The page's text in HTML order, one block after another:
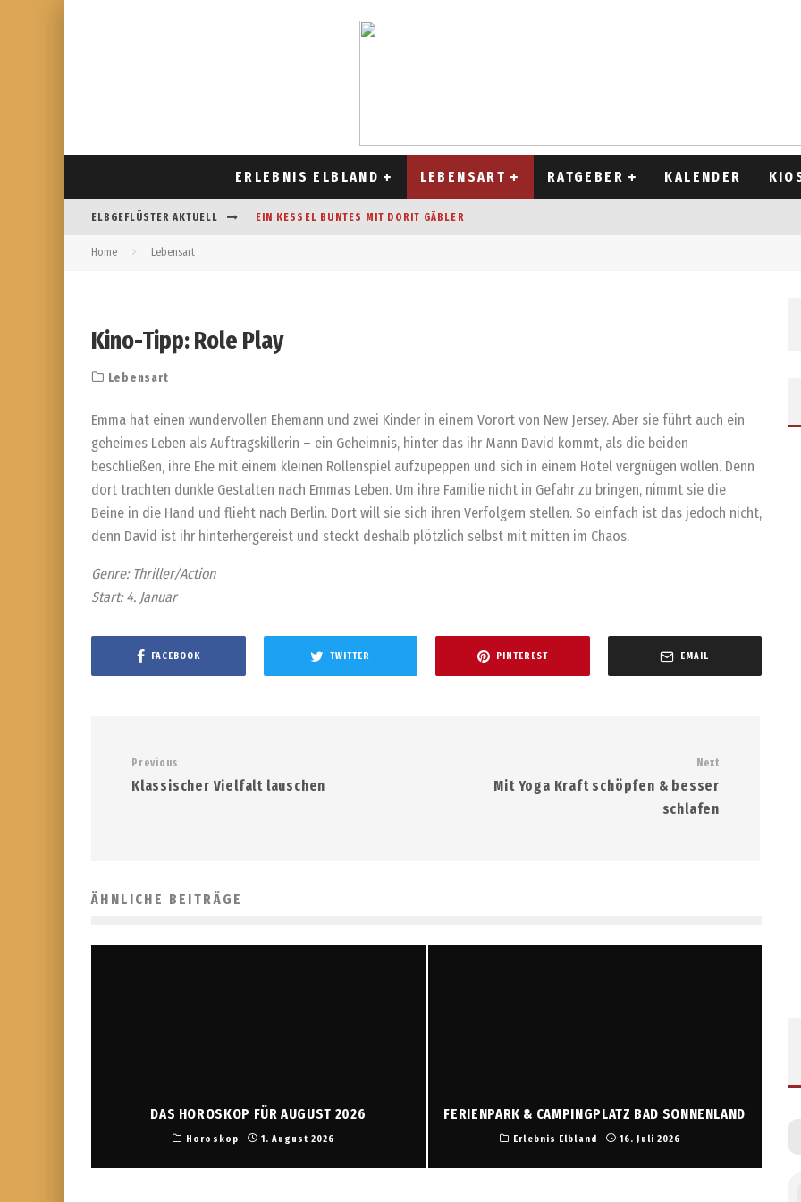
ERLEBNIS ELBLAND LEBENSART RATGEBER KALENDER
ELBGEFLÜSTER AKTUELL EIN KESSEL BUNTES MIT DORIT GÄBLER
Home Lebensart
Kino-Tipp: Role Play
Lebensart
Emma hat einen wundervollen Ehemann und zwei Kinder in einem Vorort von New Jersey. Aber sie führt auch ein
geheimes Leben als Auftragskillerin – ein Geheimnis, hinter das ihr Mann David kommt, als die beiden
beschließen, ihre Ehe mit einem kleinen Rollenspiel aufzupeppen und sich in einem Hotel vergnügen wollen. Denn
dort trachten dunkle Gestalten nach Emmas Leben. Um ihre Familie nicht in Gefahr zu bringen, nimmt sie die
Beine in die Hand und flieht nach Berlin. Dort will sie sich ihren Verfolgern stellen. So einfach ist das jedoch nicht,
denn David ist ihr hinterhergereist und steckt deshalb plötzlich selbst mit mitten im Chaos.
Genre: Thriller/Action
Start: 4. Januar
FACEBOOK TWITTER PINTEREST EMAIL
Previous
Klassischer Vielfalt lauschen
Next
Mit Yoga Kraft schöpfen & besser
schlafen
ÄHNLICHE BEITRÄGE
DAS HOROSKOP FÜR AUGUST 2026
Horoskop 1. August 2026
FERIENPARK & CAMPINGPLATZ BAD SONNENLAND
Erlebnis Elbland 16. Juli 2026